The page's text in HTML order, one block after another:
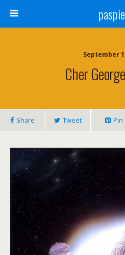
September
Cher
Share Tweet Pin